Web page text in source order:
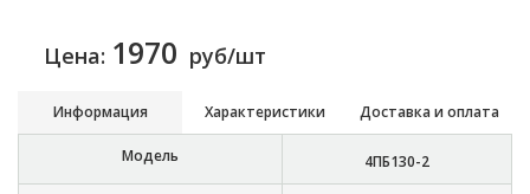
Цена: 1970 руб/шт
Информация Характеристики Доставка и оплата
Модель 4ПБ130-2